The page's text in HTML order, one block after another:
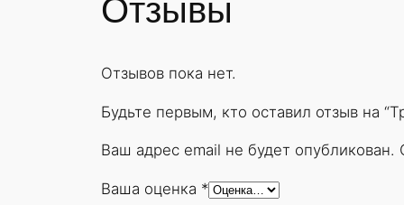
Отзывы
Отзывов пока нет.
Будьте первым, кто оставил отзыв на
Ваш адрес email не будет опубликован.
Ваша оценка *